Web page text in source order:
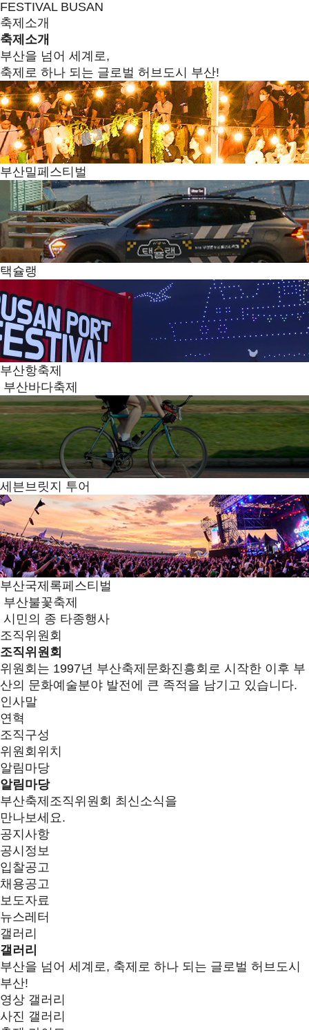
FESTIVAL BUSAN
축제소개
축제소개
부산을 넘어 세계로,
축제로 하나 되는 글로벌 허브도시 부산!
부산밀페스티벌
택슐랭
부산항축제
부산바다축제
세븐브릿지 투어
부산국제록페스티벌
부산불꽃축제
시민의 종 타종행사
조직위원회
조직위원회
위원회는 1997년 부산축제문화진흥회로 시작한 이후 부
산의 문화예술분야 발전에 큰 족적을 남기고 있습니다.
인사말
연혁
조직구성
위원회위치
알림마당
알림마당
부산축제조직위원회 최신소식을
만나보세요.
공지사항
공시정보
입찰공고
채용공고
보도자료
뉴스레터
갤러리
갤러리
부산을 넘어 세계로, 축제로 하나 되는 글로벌 허브도시
부산!
영상 갤러리
사진 갤러리